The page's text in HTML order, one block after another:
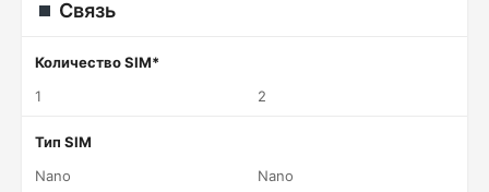
Связь
Количество SIM*
1
2
Тип SIM
Nano
Nano